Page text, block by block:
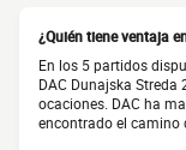
¿Quién tiene ventaja
En los 5 partidos
DAC Dunajska Streda
ocaciones. DAC ha
encontrado el camino